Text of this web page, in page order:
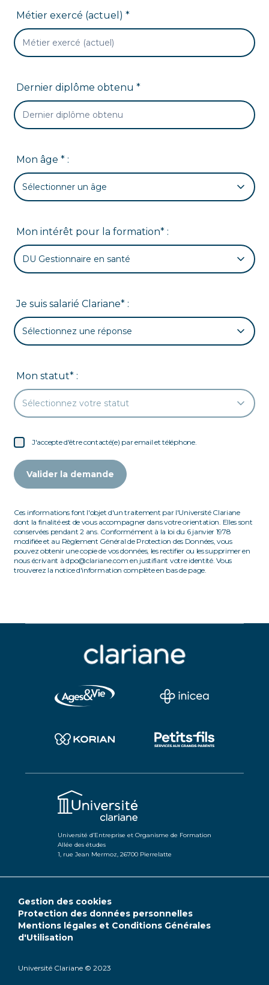
Métier exercé (actuel) *
Dernier diplôme obtenu *
Mon âge * :
Sélectionner un âge
Mon intérêt pour la formation* :
DU Gestionnaire en santé
Je suis salarié Clariane* :
Sélectionnez une réponse
Mon statut* :
Sélectionnez votre statut
J'accepte d'être contacté(e) par email et téléphone.
Valider la demande
Ces informations font l'objet d'un traitement par l'Université Clariane
dont la finalité est de vous accompagner dans votre orientation. Elles sont
conservées pendant 2 ans. Conformément à la loi du 6 janvier 1978
modifiée et au Règlement Général de Protection des Données, vous
pouvez obtenir une copie de vos données, les rectifier ou les supprimer en
nous écrivant à dpo@clariane.com en justifiant votre identité. Vous
trouverez la notice d'information complète en bas de page.
Université d’Entreprise et Organisme de Formation
Allée des études
1, rue Jean Mermoz, 26700 Pierrelatte
Université Clariane © 2023
Gestion des cookies
Protection des données personnelles
Mentions légales et Conditions Générales
d'Utilisation